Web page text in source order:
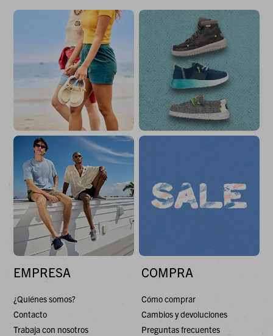
EMPRESA
¿Quiénes somos?
Contacto
Trabaja con nosotros
COMPRA
Cómo comprar
Cambios y devoluciones
Preguntas frecuentes